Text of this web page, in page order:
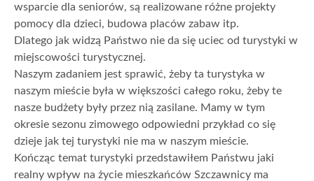
wsparcie dla seniorów, są realizowane różne projekty
pomocy dla dzieci, budowa placów zabaw itp.
Dlatego jak widzą Państwo nie da się uciec od turystyki w
miejscowości turystycznej.
Naszym zadaniem jest sprawić, żeby ta turystyka w
naszym mieście była w większości całego roku, żeby te
nasze budżety były przez nią zasilane. Mamy w tym
okresie sezonu zimowego odpowiedni przykład co się
dzieje jak tej turystyki nie ma w naszym mieście.
Kończąc temat turystyki przedstawiłem Państwu jaki
realny wpływ na życie mieszkańców Szczawnicy ma